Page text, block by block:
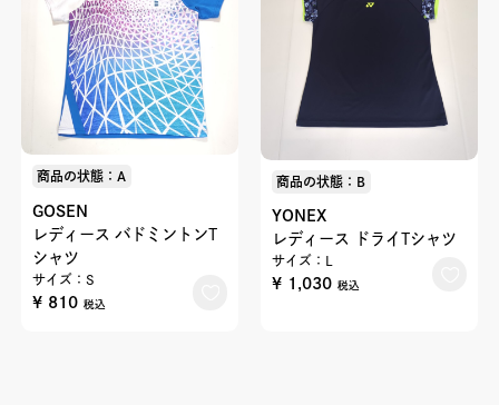
商品の状態：A
GOSEN
レディース バドミントンT
シャツ
サイズ：S
¥ 810 税込
商品の状態：B
YONEX
レディース ドライTシャツ
サイズ：L
¥ 1,030 税込